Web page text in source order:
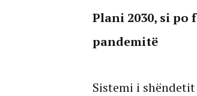
Plani 2030, si
pandemitë
Sistemi i